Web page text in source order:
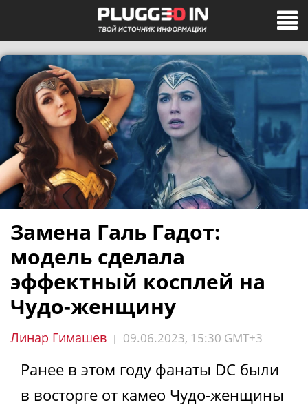
Замена Галь Гадот:
модель сделала
эффектный косплей на
Чудо-женщину
Линар Гимашев | 09.06.2023, 15:30 GMT+3
Ранее в этом году фанаты DC были
в восторге от камео Чудо-женщины